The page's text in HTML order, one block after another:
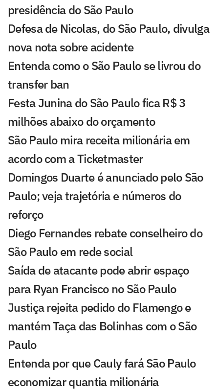
presidência do São Paulo
Defesa de Nicolas, do São Paulo, divulga
nova nota sobre acidente
Entenda como o São Paulo se livrou do
transfer ban
Festa Junina do São Paulo fica R$ 3
milhões abaixo do orçamento
São Paulo mira receita milionária em
acordo com a Ticketmaster
Domingos Duarte é anunciado pelo São
Paulo; veja trajetória e números do
reforço
Diego Fernandes rebate conselheiro do
São Paulo em rede social
Saída de atacante pode abrir espaço
para Ryan Francisco no São Paulo
Justiça rejeita pedido do Flamengo e
mantém Taça das Bolinhas com o São
Paulo
Entenda por que Cauly fará São Paulo
economizar quantia milionária